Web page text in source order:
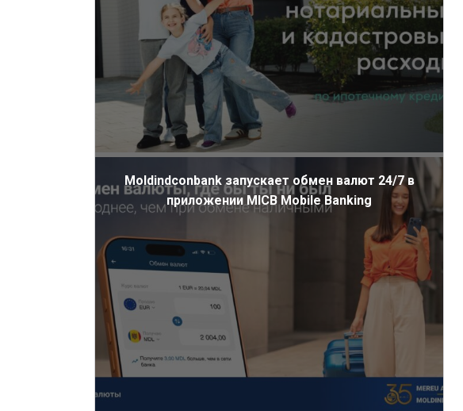
Moldindconbank запускает обмен валют 24/7 в
приложении MICB Mobile Banking